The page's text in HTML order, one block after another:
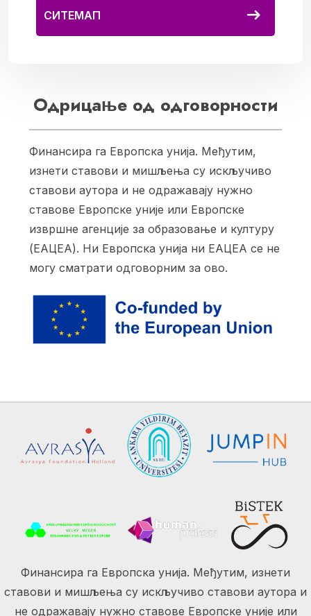
СИТЕМАП
Одрицање од одговорности
Финансира га Европска унија. Међутим,
изнети ставови и мишљења су искључиво
ставови аутора и не одражавају нужно
ставове Европске уније или Европске
извршне агенције за образовање и културу
(ЕАЦЕА). Ни Европска унија ни ЕАЦЕА се не
могу сматрати одговорним за ово.
Финансира га Европска унија. Међутим, изнети
ставови и мишљења су искључиво ставови аутора и
не одражавају нужно ставове Европске уније или